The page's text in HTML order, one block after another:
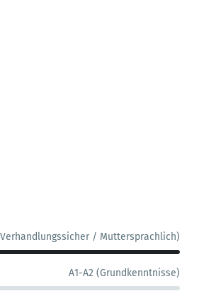
/ Muttersprachlich)
A1-A2 (Grundkenntnisse)